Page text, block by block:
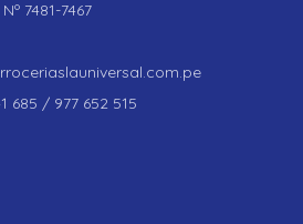
7481-7467
685 / 977 652 515